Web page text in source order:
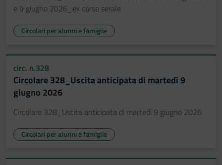
e 9 giugno 2026_ex corso serale
Circolari per alunni e famiglie
circ. n.328
Circolare 328_Uscita anticipata di martedì 9
giugno 2026
Circolare 328_Uscita anticipata di martedì 9 giugno 2026
Circolari per alunni e famiglie